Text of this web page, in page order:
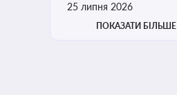
25 липня 2026
ПОКАЗАТИ БІЛЬШЕ